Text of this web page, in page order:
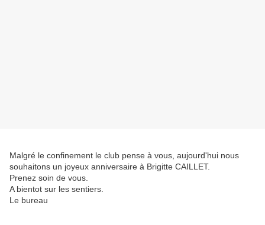
Malgré le confinement le club pense à vous, aujourd'hui nous
souhaitons un joyeux anniversaire à Brigitte CAILLET.
Prenez soin de vous.
A bientot sur les sentiers.
Le bureau